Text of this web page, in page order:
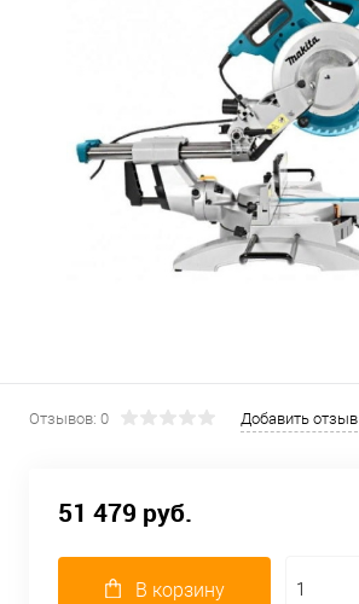
Отзывов: 0 Добавить отзыв
51 479 руб.
В корзину